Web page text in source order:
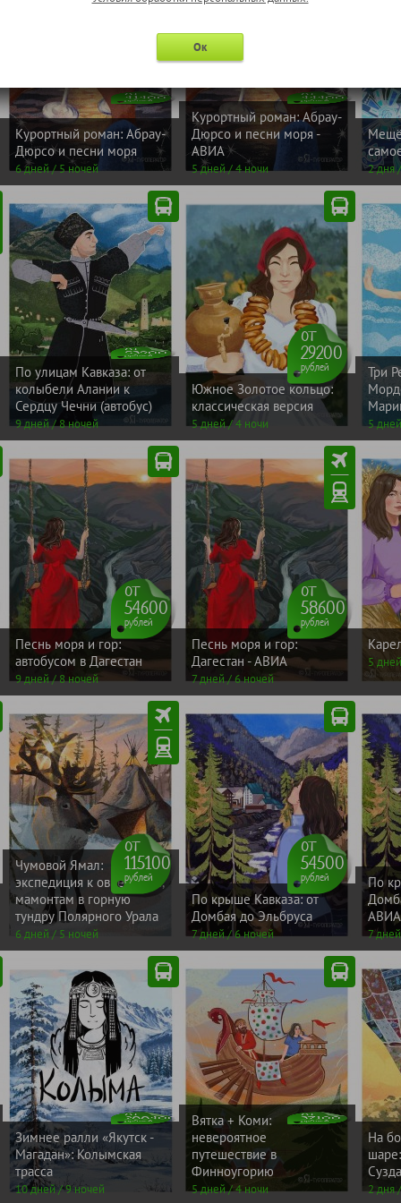
Курортный роман: Абрау-
Дюрсо и песни моря
6 дней / 5 ночей
-2600
от
41400
Курортный роман: Абрау-
Дюрсо и песни моря -
АВИА
5 дней / 4 ночи
-3600
от
44400
2 дня
По улицам Кавказа: от
колыбели Алании к
Сердцу Чечни (автобус)
9 дней / 8 ночей
САНИ
ЛЕТОМ
от
53900
рублей
Южное Золотое кольцо:
классическая версия
5 дней / 4 ночи
от
29200
рублей
Три
5
Песнь моря и гор:
автобусом в Дагестан
9 дней / 8 ночей
от
54600
рублей
Песнь моря и гор:
Дагестан - АВИА
7 дней / 6 ночей
от
58600
рублей
5
Чумовой Ямал:
экспедиция к овцебыкам,
мамонтам в горную
тундру Полярного Урала
6 дней / 5 ночей
от
115100
рублей
По крыше Кавказа: от
Домбая до Эльбруса
7 дней / 6 ночей
от
54500
рублей
По
АВИА
7
Зимнее ралли «Якутск -
Магадан»: Колымская
трасса
10 дней / 9 ночей
САНИ
ЛЕТОМ
от
288400
рублей
Вятка + Коми:
невероятное
путешествие в
Финноугорию
5 дней / 4 ночи
-5600
37100
рублей
На
2 дня
Ок